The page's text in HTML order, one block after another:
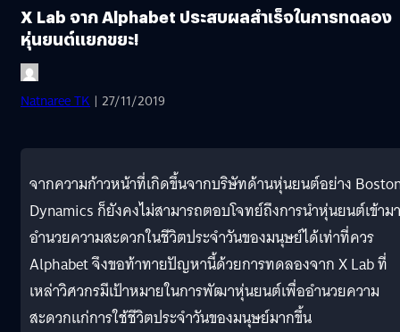
X Lab จาก Alphabet ประสบผลสำเร็จในการทดลอง
หุ่นยนต์แยกขยะ!
Natnaree TK | 27/11/2019
จากความก้าวหน้าที่เกิดขึ้นจากบริษัทด้านหุ่นยนต์อย่าง
Dynamics ก็ยังคงไม่สามารถตอบโจทย์ถึงการนำหุ่นยนต์เข้ามา
อำนวยความสะดวกในชีวิตประจำวันของมนุษย์ได้เท่าที่ควร
Alphabet จึงขอท้าทายปัญหานี้ด้วยการทดลองจาก X Lab ที่
เหล่าวิศวกรมีเป้าหมายในการพัฒาหุ่นยนต์เพื่ออำนวยความ
สะดวกแก่การใช้ชีวิตประจำวันของมนุษย์มากขึ้น